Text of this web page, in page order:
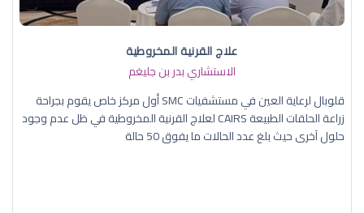
علاج القرنية المخروطية
الاستشاري بدر بن جليغم
قلوبال لرعاية العين في مستشفيات SMC أول مركز خاص يقوم بجراحة
زراعة الحلقات الطبيعة CAIRS لعلاج القرنية المخروطية في ظل عدم وجود
حلول آخرى حيث بلغ عدد الحالات ما يفوق 50 حالة